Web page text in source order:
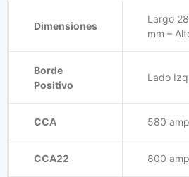
Dimensiones
Largo
mm –
Borde
Positivo
Lado
CCA 580
CCA22 800